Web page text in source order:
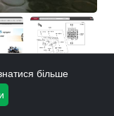
більше